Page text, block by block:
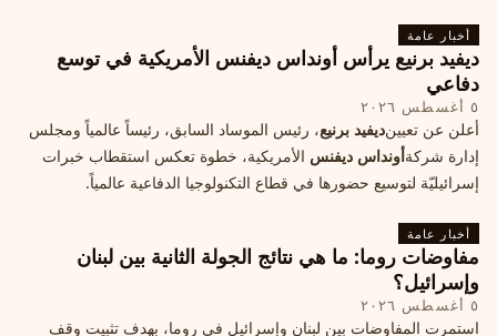
أخبار عامة
ديفيد برنيع يرأس أونداس ديفنس الأمريكية في توسع
دفاعي
٥ أغسطس ٢٠٢٦
أعلن عن تعيينديفيد برنيع، رئيس الموساد السابق، رئيساً عالمياً ومجلس
إدارة شركةأونداس ديفنس الأمريكية، خطوة تعكس استقطاب خبرات
إسرائيليّة لتوسيع حضورها في قطاع التكنولوجيا الدفاعية عالمياً.
أخبار عامة
مفاوضات روما: ما هي نتائج الجولة الثانية بين لبنان
وإسرائيل؟
٥ أغسطس ٢٠٢٦
استمرت المفاوضات بين لبنان وإسرائيل في روما، بهدف تثبيت وقف